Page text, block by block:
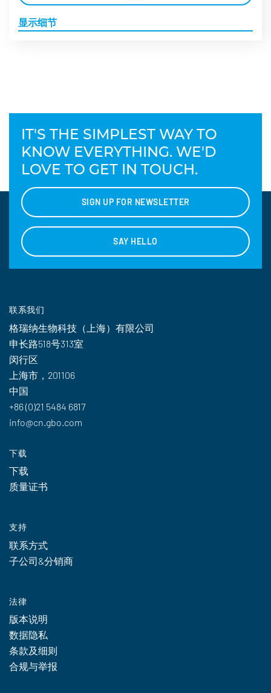
显示细节
IT'S THE SIMPLEST WAY TO
KNOW EVERYTHING. WE'D
LOVE TO GET IN TOUCH.
SIGN UP FOR NEWSLETTER
SAY HELLO
联系我们
格瑞纳生物科技（上海）有限公司
申长路518号313室
闵行区
上海市，201106
中国
+86 (0)21 5484 6817
info@cn.gbo.com
下载
下载
质量证书
支持
联系方式
子公司&分销商
法律
版本说明
数据隐私
条款及细则
合规与举报